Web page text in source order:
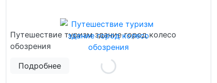
Путешествие туризм здание город колесо
обозрения
Подробнее